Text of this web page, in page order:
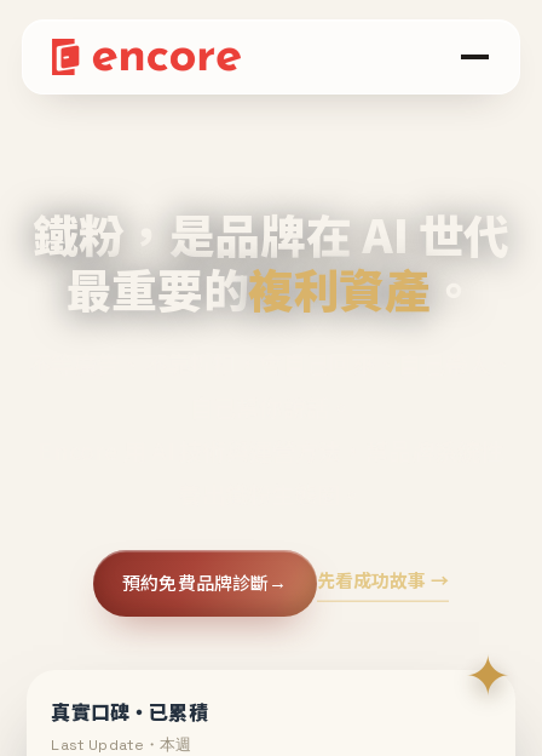
鐵粉，是品牌在 AI 世代
最重要的複利資產 。
預約免費品牌診斷→ 先看成功故事 →
✦
真實口碑・已累積
Last Update・本週